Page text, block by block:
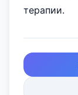
терапии.